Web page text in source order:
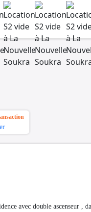
avec double ascenseur ,